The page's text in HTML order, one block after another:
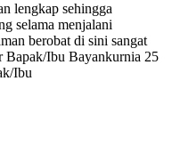
lengkap sehingga
selama menjalani
berobat di sini sangat
Bapak/Ibu Bayankurnia 25
Ibu